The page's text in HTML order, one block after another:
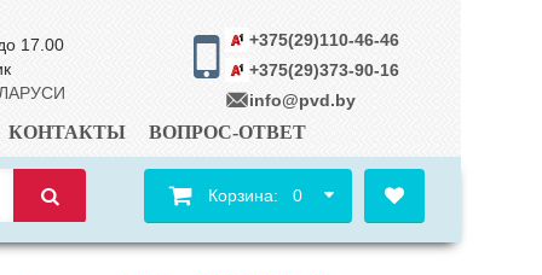
17.00
+375(29)110-46-46
+375(29)373-90-16
info@pvd.by
КОНТАКТЫ ВОПРОС-ОТВЕТ
Корзина: 0